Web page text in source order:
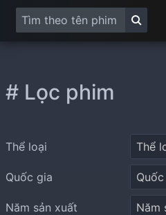
# Lọc phim
Thể loại
Quốc gia
Năm sản xuất